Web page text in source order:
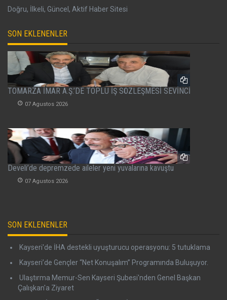
Doğru, İlkeli, Güncel, Aktif Haber Sitesi
SON EKLENENLER
TOMARZA İMAR A.Ş.’DE TOPLU İŞ SÖZLEŞMESİ SEVİNCİ
07 Agustos 2026
Develi’de depremzede aileler yeni yuvalarına kavuştu
07 Agustos 2026
SON EKLENENLER
Kayseri'de İHA destekli uyuşturucu operasyonu: 5 tutuklama
Kayseri’de Gençler “Net Konuşalım” Programında Buluşuyor.
Ulaştırma Memur-Sen Kayseri Şubesi'nden Genel Başkan
Çalışkan'a Ziyaret